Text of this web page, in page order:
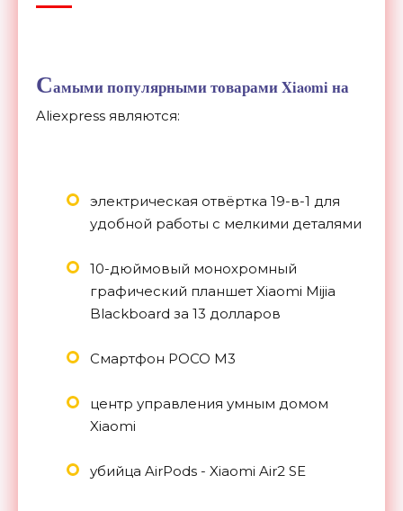
Самыми популярными товарами Xiaomi на
Aliexpress являются:
электрическая отвёртка 19-в-1 для
удобной работы с мелкими деталями
10-дюймовый монохромный
графический планшет Xiaomi Mijia
Blackboard за 13 долларов
Смартфон POCO M3
центр управления умным домом
Xiaomi
убийца AirPods - Xiaomi Air2 SE